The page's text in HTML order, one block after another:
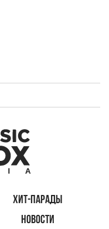
ХИТ-ПАРАДЫ
НОВОСТИ